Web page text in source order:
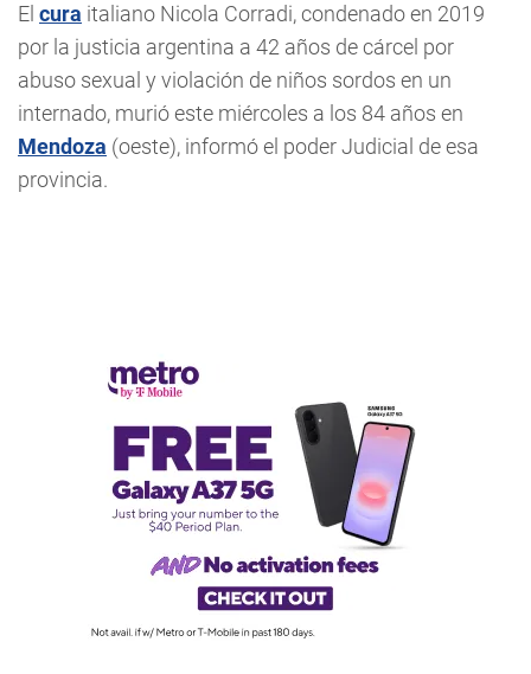
El cura italiano Nicola Corradi, condenado en 2019
por la justicia argentina a 42 años de cárcel por
abuso sexual y violación de niños sordos en un
internado, murió este miércoles a los 84 años en
Mendoza (oeste), informó el poder Judicial de esa
provincia.